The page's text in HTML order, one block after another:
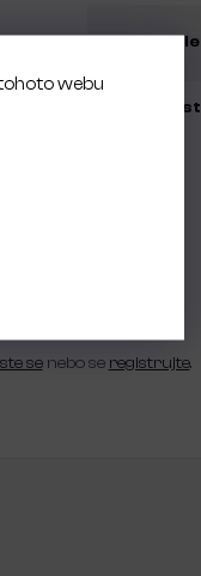
webu
Kategorie
Hmotnost
senebo se registrujte.